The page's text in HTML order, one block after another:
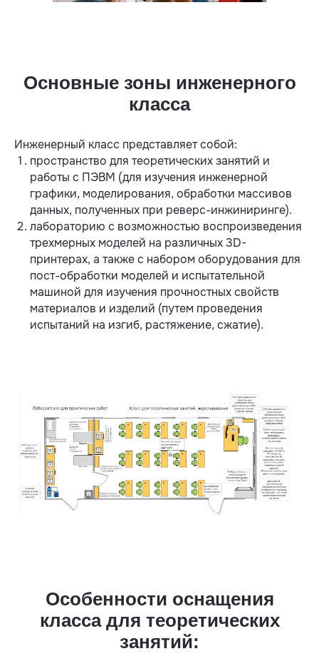
Основные зоны инженерного
класса
Инженерный класс представляет собой:
пространство для теоретических занятий и
работы с ПЭВМ (для изучения инженерной
графики, моделирования, обработки массивов
данных, полученных при реверс-инжиниринге).
лабораторию с возможностью воспроизведения
трехмерных моделей на различных 3D-
принтерах, а также с набором оборудования для
пост-обработки моделей и испытательной
машиной для изучения прочностных свойств
материалов и изделий (путем проведения
испытаний на изгиб, растяжение, сжатие).
Особенности оснащения
класса для теоретических
занятий: